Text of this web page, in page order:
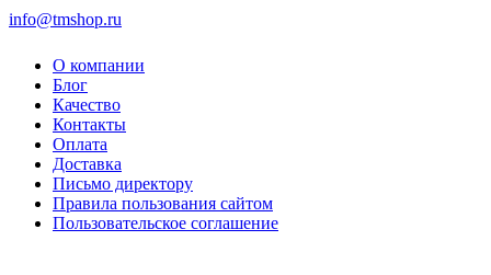
info@tmshop.ru
О компании
Блог
Качество
Контакты
Оплата
Доставка
Письмо директору
Правила пользования сайтом
Пользовательское соглашение